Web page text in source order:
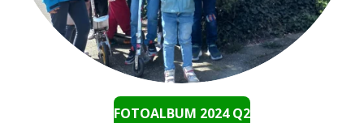
FOTOALBUM 2024 Q2